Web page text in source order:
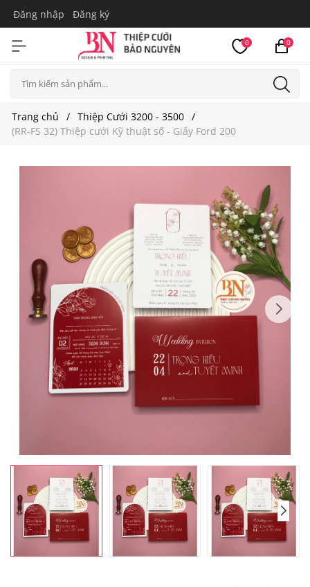
Đăng nhập Đăng ký
0 0
Trang chủ
Thiệp Cưới 3200 - 3500
(RR-FS 32) Thiệp cưới Kỹ thuật số - Giấy Ford 200